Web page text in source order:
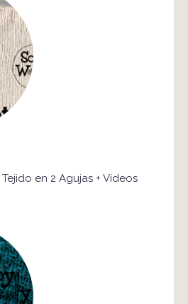
en 2 Agujas + Vídeos